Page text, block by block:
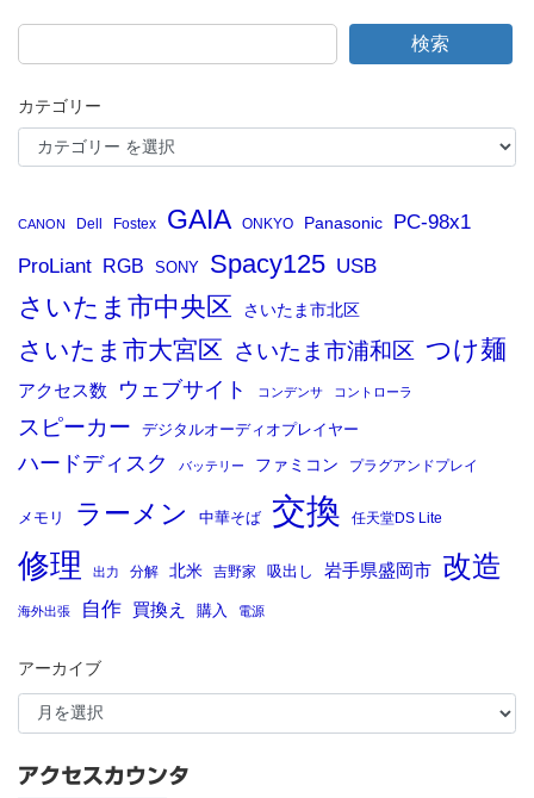
検索
カテゴリー
CANON Dell Fostex GAIA ONKYO Panasonic PC-98x1
ProLiant RGB SONY Spacy125 USB
さいたま市中央区 さいたま市北区
さいたま市大宮区 さいたま市浦和区 つけ麺
アクセス数 ウェブサイト コンデンサ コントローラ
スピーカー デジタルオーディオプレイヤー
ハードディスク バッテリー ファミコン プラグアンドプレイ
メモリ ラーメン 中華そば 交換 任天堂DS Lite
修理 出力 分解 北米 吉野家 吸出し 岩手県盛岡市 改造
海外出張 自作 買換え 購入 電源
アーカイブ
アクセスカウンタ